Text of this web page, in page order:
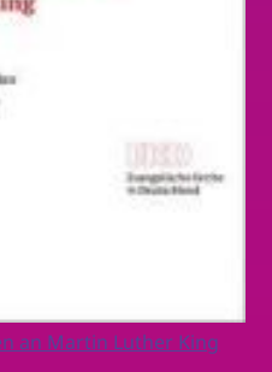
an Martin Luther King